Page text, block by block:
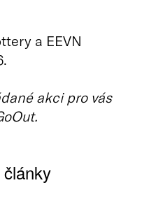
a EEVN
akci pro vás